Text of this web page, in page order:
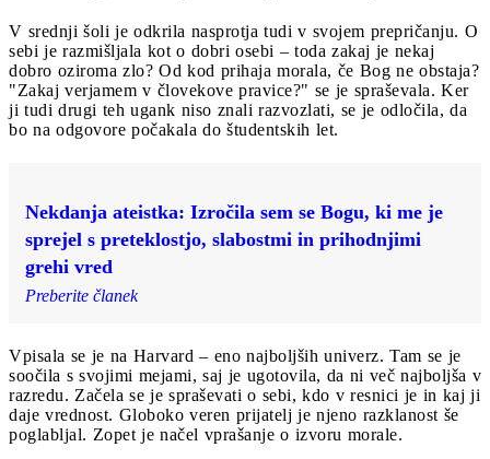
V srednji šoli je odkrila nasprotja tudi v svojem prepričanju. O
sebi je razmišljala kot o dobri osebi – toda zakaj je nekaj
dobro oziroma zlo? Od kod prihaja morala, če Bog ne obstaja?
"Zakaj verjamem v človekove pravice?" se je spraševala. Ker
ji tudi drugi teh ugank niso znali razvozlati, se je odločila, da
bo na odgovore počakala do študentskih let.
Nekdanja ateistka: Izročila sem se Bogu, ki me je
sprejel s preteklostjo, slabostmi in prihodnjimi
grehi vred
Preberite članek
Vpisala se je na Harvard – eno najboljših univerz. Tam se je
soočila s svojimi mejami, saj je ugotovila, da ni več najboljša v
razredu. Začela se je spraševati o sebi, kdo v resnici je in kaj ji
daje vrednost. Globoko veren prijatelj je njeno razklanost še
poglabljal. Zopet je načel vprašanje o izvoru morale.